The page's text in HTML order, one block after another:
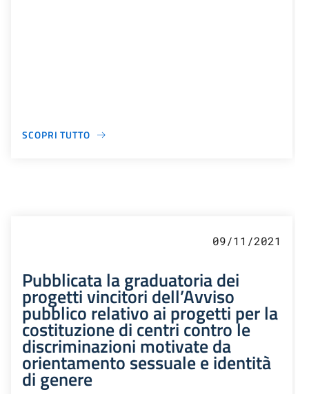
SCOPRI TUTTO
09/11/2021
Pubblicata la graduatoria dei
progetti vincitori dell’Avviso
pubblico relativo ai progetti per la
costituzione di centri contro le
discriminazioni motivate da
orientamento sessuale e identità
di genere